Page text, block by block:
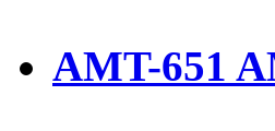
AMT-651